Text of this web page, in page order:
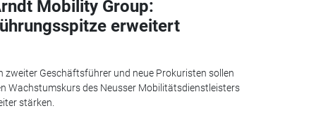
Mobility Group:
erweitert
zweiter Geschäftsführer und neue Prokuristen sollen
Wachstumskurs des Neusser Mobilitätsdienstleisters
stärken.